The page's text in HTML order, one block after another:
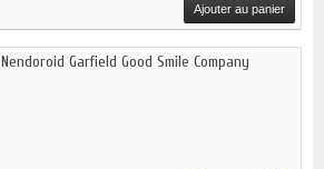
Ajouter au panier
Nendoroid Garfield Good Smile Company